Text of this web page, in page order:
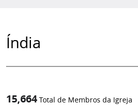
Índia
15,664 Total de Membros da Igreja